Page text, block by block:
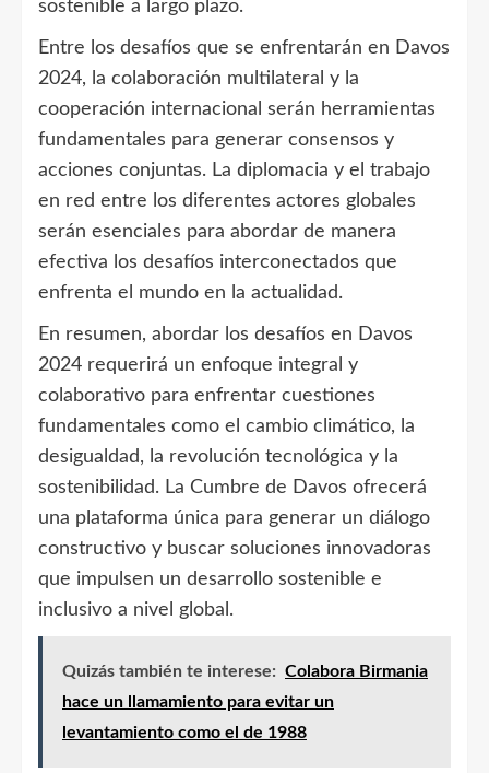
sostenible a largo plazo.
Entre los desafíos que se enfrentarán en Davos
2024, la colaboración multilateral y la
cooperación internacional serán herramientas
fundamentales para generar consensos y
acciones conjuntas. La diplomacia y el trabajo
en red entre los diferentes actores globales
serán esenciales para abordar de manera
efectiva los desafíos interconectados que
enfrenta el mundo en la actualidad.
En resumen, abordar los desafíos en Davos
2024 requerirá un enfoque integral y
colaborativo para enfrentar cuestiones
fundamentales como el cambio climático, la
desigualdad, la revolución tecnológica y la
sostenibilidad. La Cumbre de Davos ofrecerá
una plataforma única para generar un diálogo
constructivo y buscar soluciones innovadoras
que impulsen un desarrollo sostenible e
inclusivo a nivel global.
Quizás también te interese: Colabora Birmania
hace un llamamiento para evitar un
levantamiento como el de 1988